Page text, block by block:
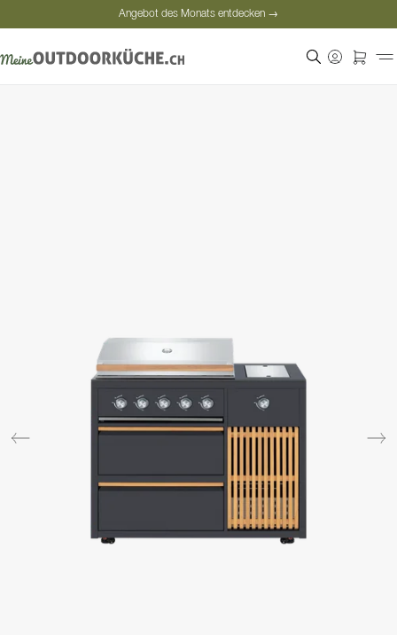
Angebot des Monats entdecken →